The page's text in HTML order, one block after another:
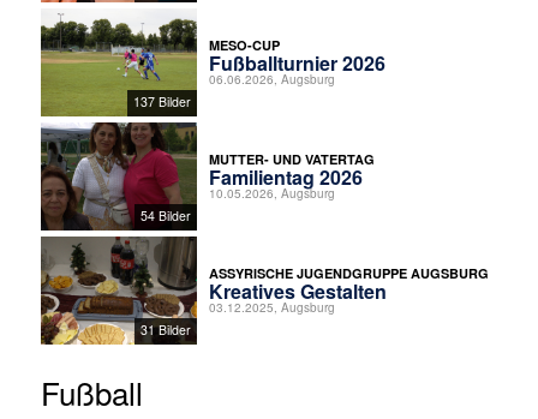
137 Bilder
MESO-CUP
Fußballturnier 2026
06.06.2026, Augsburg
54 Bilder
MUTTER- UND VATERTAG
Familientag 2026
10.05.2026, Augsburg
31 Bilder
ASSYRISCHE JUGENDGRUPPE AUGSBURG
Kreatives Gestalten
03.12.2025, Augsburg
Fußball